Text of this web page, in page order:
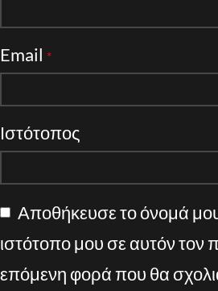
Email *
Ιστότοπος
Αποθήκευσε το όνομά
ιστότοπο μου σε αυτόν τον
επόμενη φορά που θα